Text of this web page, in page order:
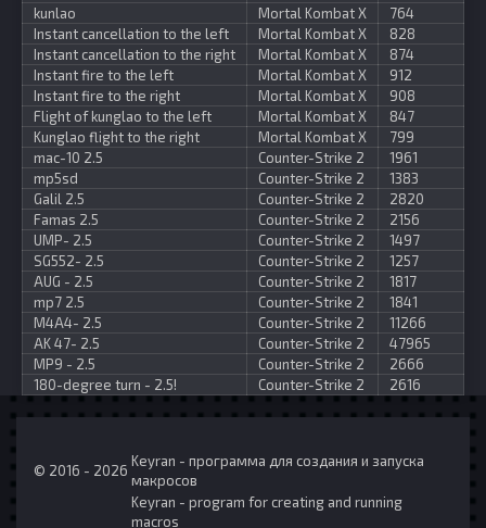
kunlao
Mortal Kombat X
764
Instant cancellation to the left
Mortal Kombat X
828
Instant cancellation to the right
Mortal Kombat X
874
Instant fire to the left
Mortal Kombat X
912
Instant fire to the right
Mortal Kombat X
908
Flight of kunglao to the left
Mortal Kombat X
847
Kunglao flight to the right
Mortal Kombat X
799
mac-10 2.5
Counter-Strike 2
1961
mp5sd
Counter-Strike 2
1383
Galil 2.5
Counter-Strike 2
2820
Famas 2.5
Counter-Strike 2
2156
UMP- 2.5
Counter-Strike 2
1497
SG552- 2.5
Counter-Strike 2
1257
AUG - 2.5
Counter-Strike 2
1817
mp7 2.5
Counter-Strike 2
1841
M4A4- 2.5
Counter-Strike 2
11266
AK 47- 2.5
Counter-Strike 2
47965
MP9 - 2.5
Counter-Strike 2
2666
180-degree turn - 2.5!
Counter-Strike 2 2616
© 2016 - 2026
Keyran - программа для создания и запуска
макросов
Keyran - program for creating and running
macros